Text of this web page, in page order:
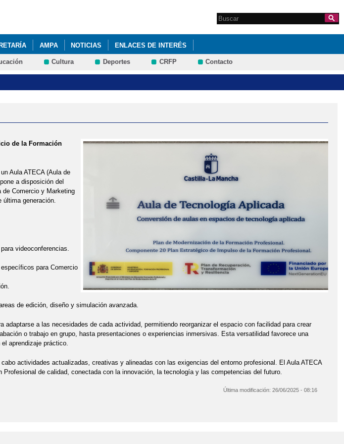
Formulario de
Search this site
AMPA NOTICIAS ENLACES DE INTERÉS
Cultura Deportes CRFP Contacto
de la Formación
Aula ATECA (Aula de
a disposición del
de Comercio y Marketing
última generación.
videoconferencias.
para Comercio
de edición, diseño y simulación avanzada.
adaptarse a las necesidades de cada actividad, permitiendo reorganizar el espacio con facilidad para crear
o trabajo en grupo, hasta presentaciones o experiencias inmersivas. Esta versatilidad favorece una
aprendizaje práctico.
actividades actualizadas, creativas y alineadas con las exigencias del entorno profesional. El Aula ATECA
Profesional de calidad, conectada con la innovación, la tecnología y las competencias del futuro.
Última modificación:26/06/2025 - 08:16